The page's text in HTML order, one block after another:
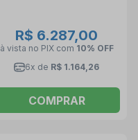
R$ 6.287,00
à vista no PIX com 10% OFF
6x de R$ 1.164,26
COMPRAR